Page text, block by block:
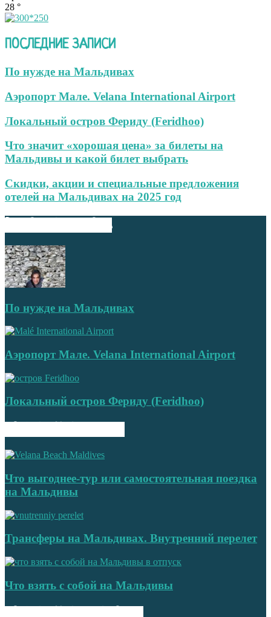
28 °
ПОСЛЕДНИЕ ЗАПИСИ
По нужде на Мальдивах
Аэропорт Мале. Velana International Airport
Локальный остров Фериду (Feridhoo)
Что значит «хорошая цена» за билеты на
Мальдивы и какой билет выбрать
Скидки, акции и специальные предложения
отелей на Мальдивах на 2025 год
По нужде на Мальдивах
Аэропорт Мале. Velana International Airport
Локальный остров Фериду (Feridhoo)
Что выгоднее-тур или самостоятельная поездка
на Мальдивы
Трансферы на Мальдивах. Внутренний перелет
Что взять с собой на Мальдивы